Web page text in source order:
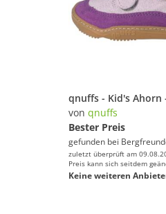
von qnuffs
Bester Preis
gefunden bei
zuletzt überprüft am
Preis kann sich seitdem
Keine weiteren